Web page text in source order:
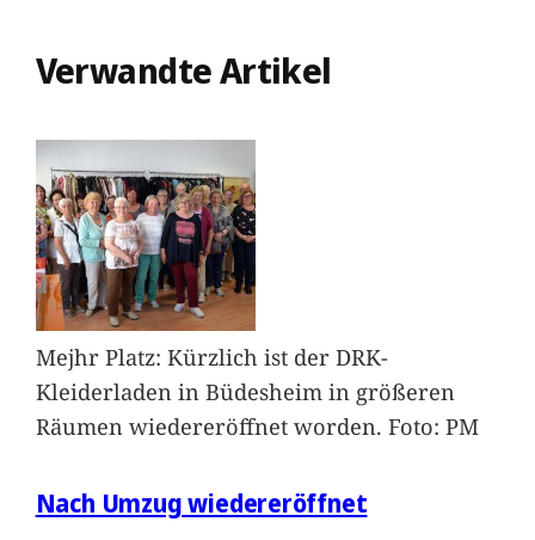
Verwandte Artikel
Mejhr Platz: Kürzlich ist der DRK-
Kleiderladen in Büdesheim in größeren
Räumen wiedereröffnet worden. Foto: PM
Nach Umzug wiedereröffnet